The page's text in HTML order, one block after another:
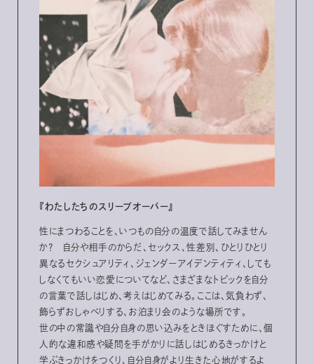
『わたしたちのスリープオーバー』
性にまつわることを、いつもの自分の温度で話してみません
か？ 自分や相手のからだ、セックス、性差別、ひとりひとり
異なるセクシュアリティ、ジェンダーアイデンティティ、しても
しなくてもいい恋愛についてなど、さまざまなトピックを自分
の言葉で話しはじめ、考えはじめてみる。ここは、気負わず、
飾らずおしゃべりする、お泊まり会のような場所です。
世の中の常識や自分自身の思い込みをときほぐすために、個
人的な違和感や疑問を手がかりに話しはじめるきっかけと